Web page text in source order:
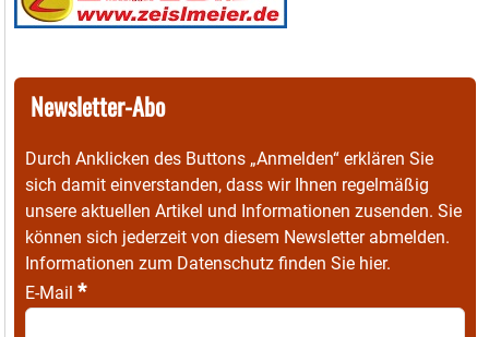
Newsletter-Abo
Durch Anklicken des Buttons „Anmelden“ erklären Sie
sich damit einverstanden, dass wir Ihnen regelmäßig
unsere aktuellen Artikel und Informationen zusenden. Sie
können sich jederzeit von diesem Newsletter abmelden.
Informationen zum Datenschutz finden Sie hier.
E-Mail *